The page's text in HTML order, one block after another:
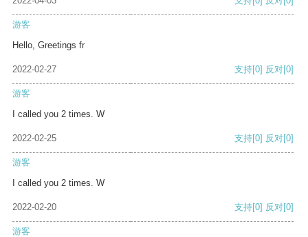
游客
Hello, Greetings fr
2022-02-27 支持[0] 反对[0]
游客
I called you 2 times. W
2022-02-25 支持[0] 反对[0]
游客
I called you 2 times. W
2022-02-20 支持[0] 反对[0]
游客